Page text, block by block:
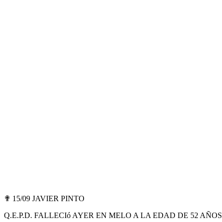
✟ 15/09 JAVIER PINTO
Q.E.P.D. FALLECIó AYER EN MELO A LA EDAD DE 52 AÑOS